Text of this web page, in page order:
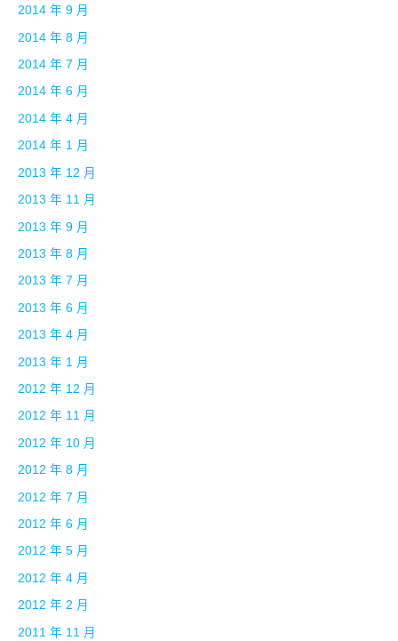
2014 年 9 月
2014 年 8 月
2014 年 7 月
2014 年 6 月
2014 年 4 月
2014 年 1 月
2013 年 12 月
2013 年 11 月
2013 年 9 月
2013 年 8 月
2013 年 7 月
2013 年 6 月
2013 年 4 月
2013 年 1 月
2012 年 12 月
2012 年 11 月
2012 年 10 月
2012 年 8 月
2012 年 7 月
2012 年 6 月
2012 年 5 月
2012 年 4 月
2012 年 2 月
2011 年 11 月